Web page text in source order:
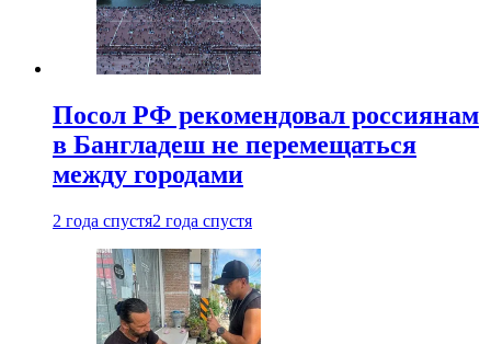
Посол РФ рекомендовал россиянам
в Бангладеш не перемещаться
между городами
2 года спустя2 года спустя